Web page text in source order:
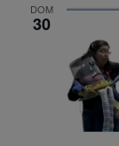
DOM
30